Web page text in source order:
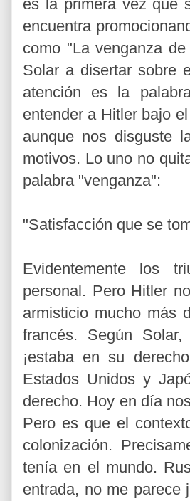
es la primera vez que
encuentra
como "La venganza
Solar a disertar sobre
atención es la
entender a Hitler bajo
aunque nos disguste
motivos. Lo uno no
palabra "venganza":
"Satisfacción que se
Evidentemente los
personal. Pero Hitler
armisticio mucho más
francés. Según
¡estaba en su
Estados Unidos y
derecho. Hoy en día
Pero es que el
colonización.
tenía en el mundo.
entrada, no me parece